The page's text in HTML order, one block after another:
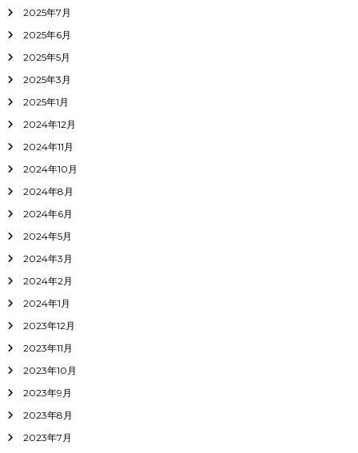
2025年7月
2025年6月
2025年5月
2025年3月
2025年1月
2024年12月
2024年11月
2024年10月
2024年8月
2024年6月
2024年5月
2024年3月
2024年2月
2024年1月
2023年12月
2023年11月
2023年10月
2023年9月
2023年8月
2023年7月